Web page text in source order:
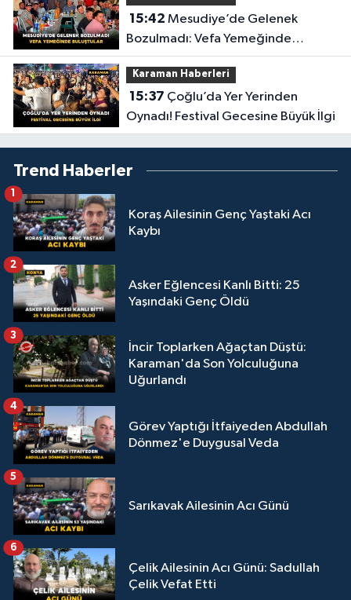
15:42
Bozulmadı: Vefa Yemeğinde
Buluştular
Karaman Haberleri
15:37
Oynadı! Festival Gecesine Büyük İlgi
Trend Haberler
Koraş Ailesinin Genç Yaştaki Acı
Kaybı
1
Asker Eğlencesi Kanlı Bitti: 25
Yaşındaki Genç Öldü
2
İncir Toplarken Ağaçtan Düştü:
Karaman'da Son Yolculuğuna
Uğurlandı
3
Görev Yaptığı İtfaiyeden Abdullah
Dönmez'e Duygusal Veda
4
Sarıkavak Ailesinin Acı Günü
5
Çelik Ailesinin Acı Günü: Sadullah
Çelik Vefat Etti
6